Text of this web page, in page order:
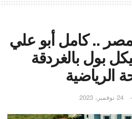
.. كامل أبو علي
بول بالغردقة
الرياضية
24 نوفمبر، 2023